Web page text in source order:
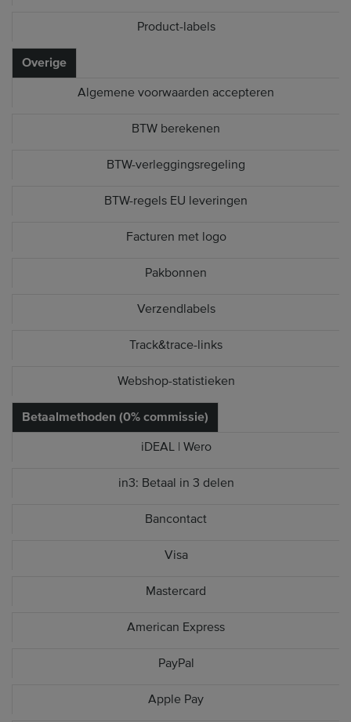
Product-labels
Overige
Algemene voorwaarden accepteren
BTW berekenen
BTW-verleggingsregeling
BTW-regels EU leveringen
Facturen met logo
Pakbonnen
Verzendlabels
Track&trace-links
Webshop-statistieken
Betaalmethoden (0% commissie)
iDEAL | Wero
in3: Betaal in 3 delen
Bancontact
Visa
Mastercard
American Express
PayPal
Apple Pay